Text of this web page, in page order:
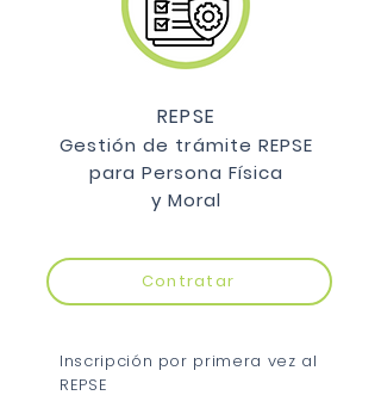
REPSE
Gestión de trámite REPSE
para Persona Física
y Moral
Contratar
Inscripción por primera vez al
REPSE